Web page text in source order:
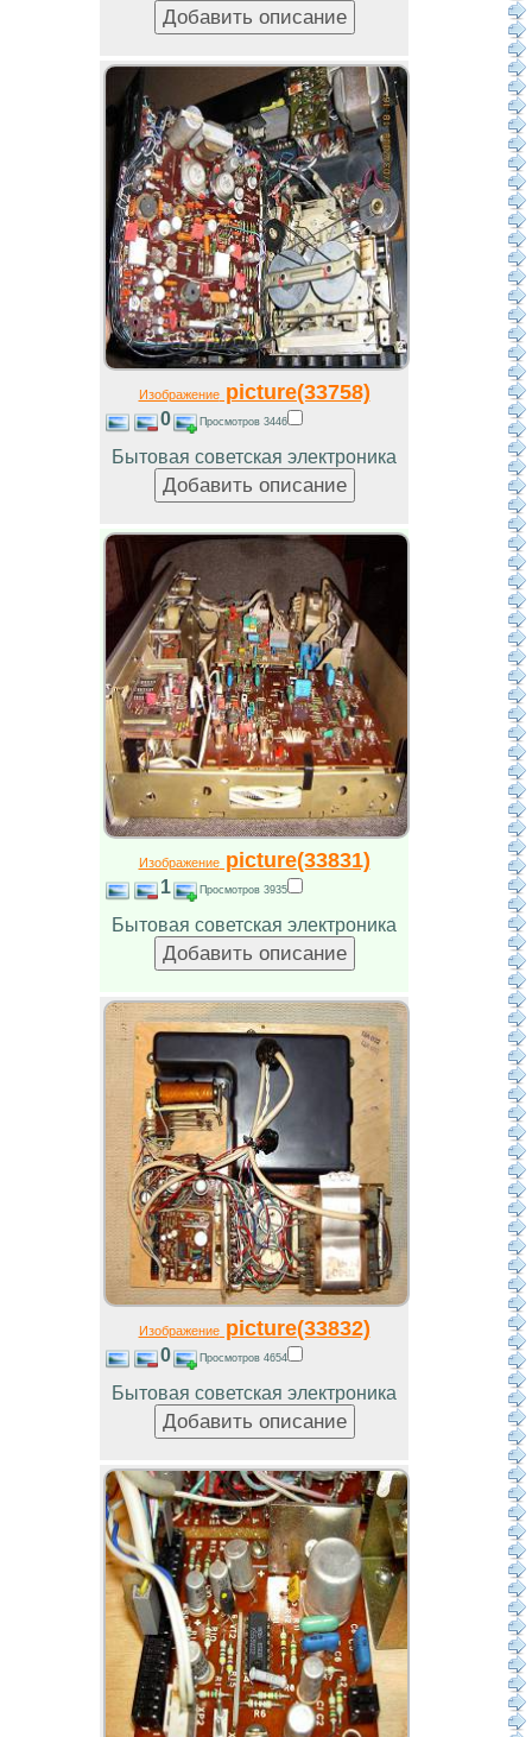
Изображениеpicture(33758)
0 Просмотров 3446
Бытовая советская электроника
Изображениеpicture(33831)
1 Просмотров 3935
Бытовая советская электроника
Изображениеpicture(33832)
0 Просмотров 4654
Бытовая советская электроника